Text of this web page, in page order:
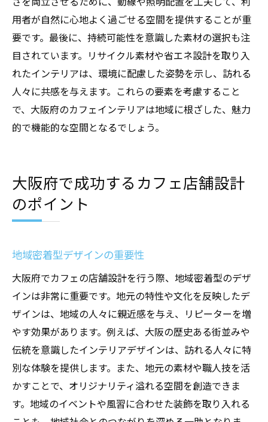
用者が自然に心地よく過ごせる空間を提供することが重
要です。最後に、持続可能性を意識した素材の選択も注
目されています。リサイクル素材や省エネ設計を取り入
れたインテリアは、環境に配慮した姿勢を示し、訪れる
人々に共感を与えます。これらの要素を考慮すること
で、大阪府のカフェインテリアは地域に根ざした、魅力
的で機能的な空間となるでしょう。
大阪府で成功するカフェ店舗設計
のポイント
地域密着型デザインの重要性
大阪府でカフェの店舗設計を行う際、地域密着型のデザ
インは非常に重要です。地元の特性や文化を反映したデ
ザインは、地域の人々に親近感を与え、リピーターを増
やす効果があります。例えば、大阪の歴史ある街並みや
伝統を意識したインテリアデザインは、訪れる人々に特
別な体験を提供します。また、地元の素材や職人技を活
かすことで、オリジナリティ溢れる空間を創造できま
す。地域のイベントや風習に合わせた装飾を取り入れる